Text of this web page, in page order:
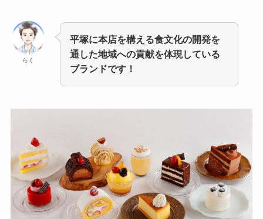
らく
平塚に本店を構える食文化の開発を
通した地域への貢献を体現している
ブランドです！